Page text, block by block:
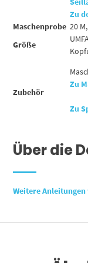
Zu
Maschenprobe20
Größe
Zubehör
Zu
Zu
Über die
Weitere